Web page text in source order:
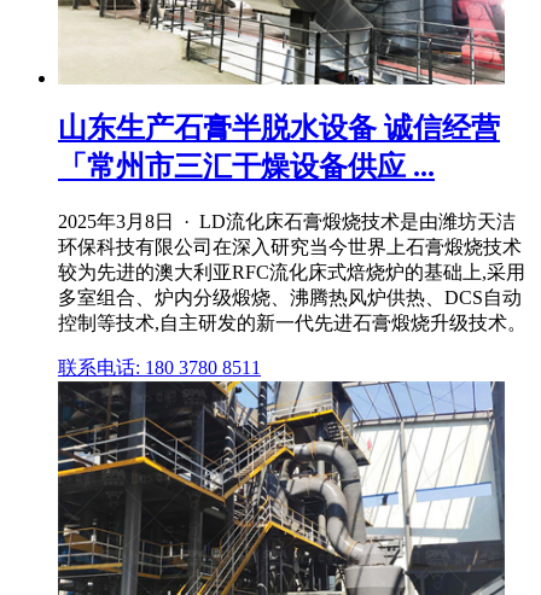
山东生产石膏半脱水设备 诚信经营
「常州市三汇干燥设备供应 ...
2025年3月8日 · LD流化床石膏煅烧技术是由潍坊天洁
环保科技有限公司在深入研究当今世界上石膏煅烧技术
较为先进的澳大利亚RFC流化床式焙烧炉的基础上,采用
多室组合、炉内分级煅烧、沸腾热风炉供热、DCS自动
控制等技术,自主研发的新一代先进石膏煅烧升级技术。
联系电话: 180 3780 8511